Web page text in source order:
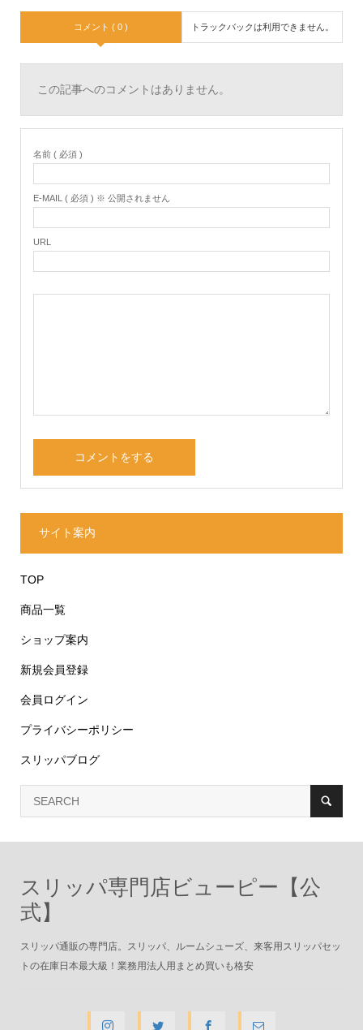
コメント ( 0 ) トラックバックは利用できません。
この記事へのコメントはありません。
名前 ( 必須 )
E-MAIL ( 必須 ) ※ 公開されません
URL
サイト案内
TOP
商品一覧
ショップ案内
新規会員登録
会員ログイン
プライバシーポリシー
スリッパブログ
スリッパ専門店ビューピー【公
式】
スリッパ通販の専門店。スリッパ、ルームシューズ、来客用スリッパセッ
トの在庫日本最大級！業務用法人用まとめ買いも格安